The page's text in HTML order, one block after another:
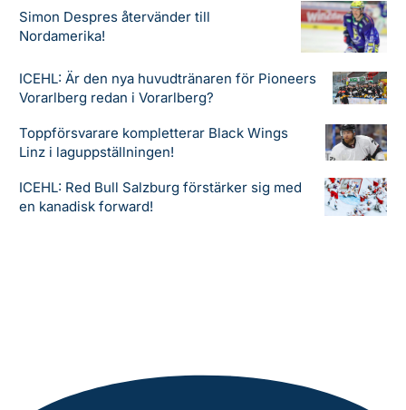
Simon Despres återvänder till
Nordamerika!
ICEHL: Är den nya huvudtränaren för Pioneers
Vorarlberg redan i Vorarlberg?
Toppförsvarare kompletterar Black Wings
Linz i laguppställningen!
ICEHL: Red Bull Salzburg förstärker sig med
en kanadisk forward!